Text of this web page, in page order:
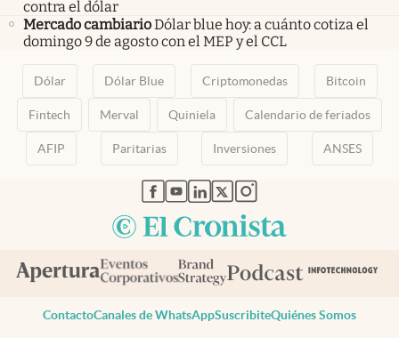
contra el dólar
Mercado cambiarioDólar blue hoy: a cuánto cotiza el
domingo 9 de agosto con el MEP y el CCL
Dólar Dólar Blue Criptomonedas Bitcoin
Fintech Merval Quiniela Calendario de feriados
AFIP Paritarias Inversiones ANSES
abre en nueva pestaña
abre en nueva pestaña
abre en nueva pestaña
abre en nueva pestaña
abre en nueva pestaña
ContactoCanales de WhatsAppSuscribiteQuiénes Somos